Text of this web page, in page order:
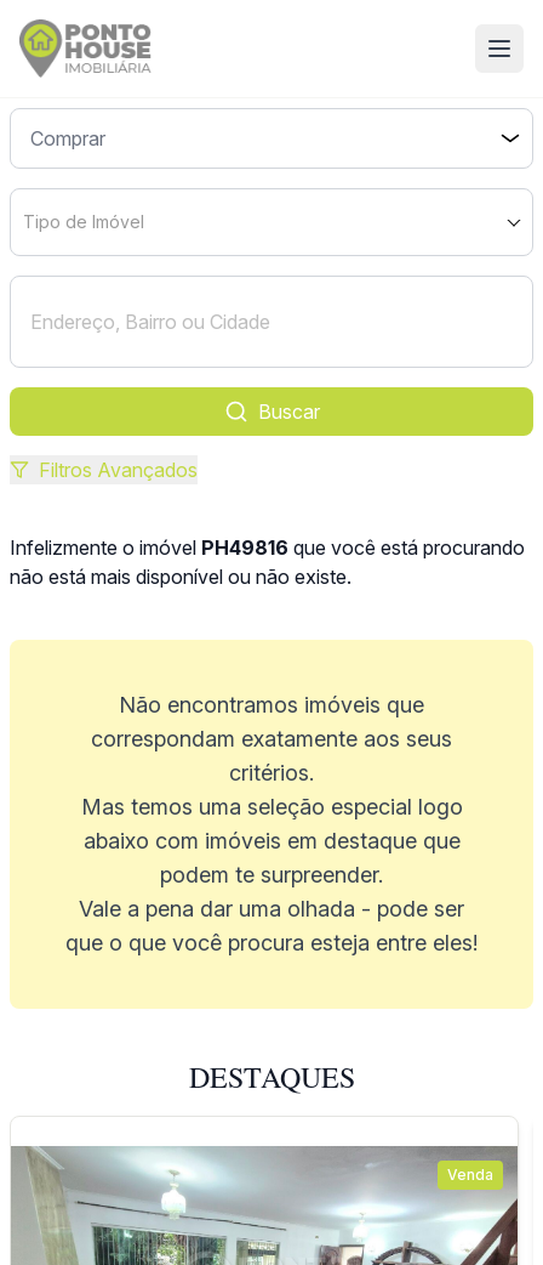
Tipo de Imóvel
Buscar
Filtros Avançados
Infelizmente o imóvel PH49816 que você está procurando
não está mais disponível ou não existe.
Não encontramos imóveis que
correspondam exatamente aos seus
critérios.
Mas temos uma seleção especial logo
abaixo com imóveis em destaque que
podem te surpreender.
Vale a pena dar uma olhada - pode ser
que o que você procura esteja entre eles!
DESTAQUES
Venda